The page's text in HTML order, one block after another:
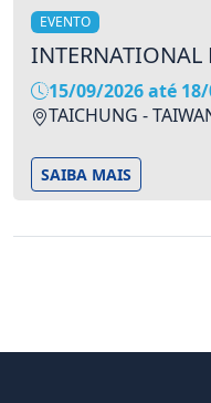
EVENTO
INTERNATIONAL
15/09/2026 até
TAICHUNG -
SAIBA MAIS